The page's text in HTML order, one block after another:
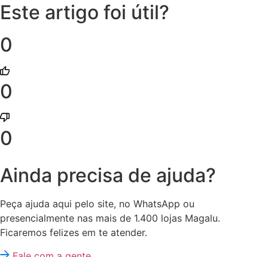
Este artigo foi útil?
0
0
0
Ainda precisa de ajuda?
Peça ajuda aqui pelo site, no WhatsApp ou
presencialmente nas mais de 1.400 lojas Magalu.
Ficaremos felizes em te atender.